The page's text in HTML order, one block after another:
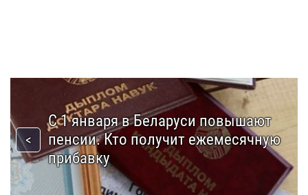
С 1 января в Беларуси повышают
пенсии. Кто получит ежемесячную
прибавку